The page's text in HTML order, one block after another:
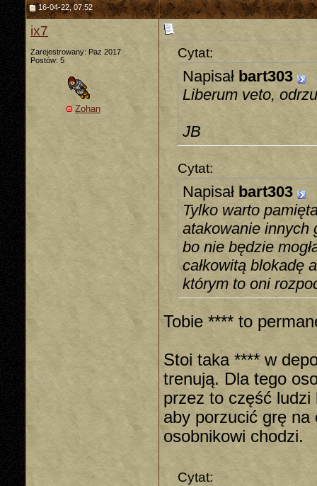
16-04-22, 07:52
ix7
Zarejestrowany: Paz 2017
Postów: 5
Zohan
Cytat:
Napisał bart303
Liberum veto,
JB
Cytat:
Napisał bart303
Tylko warto
atakowanie innych
bo nie będzie
całkowitą blokadę
którym to oni
Tobie **** to
Stoi taka **** w
trenują. Dla tego
przez to część
aby porzucić grę
osobnikowi chodzi.
Cytat: